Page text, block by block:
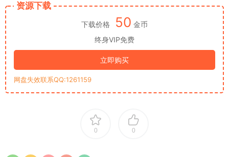
资源下载
下载价格 50 金币
终身VIP免费
立即购买
网盘失效联系QQ:1261159
0 0